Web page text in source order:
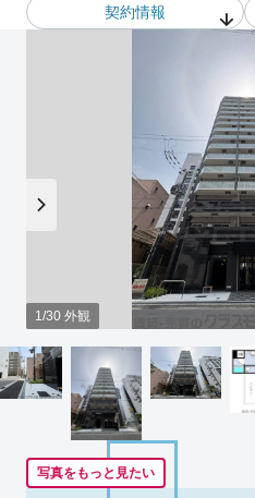
契約情報
1/30 外観
写真をもっと見たい